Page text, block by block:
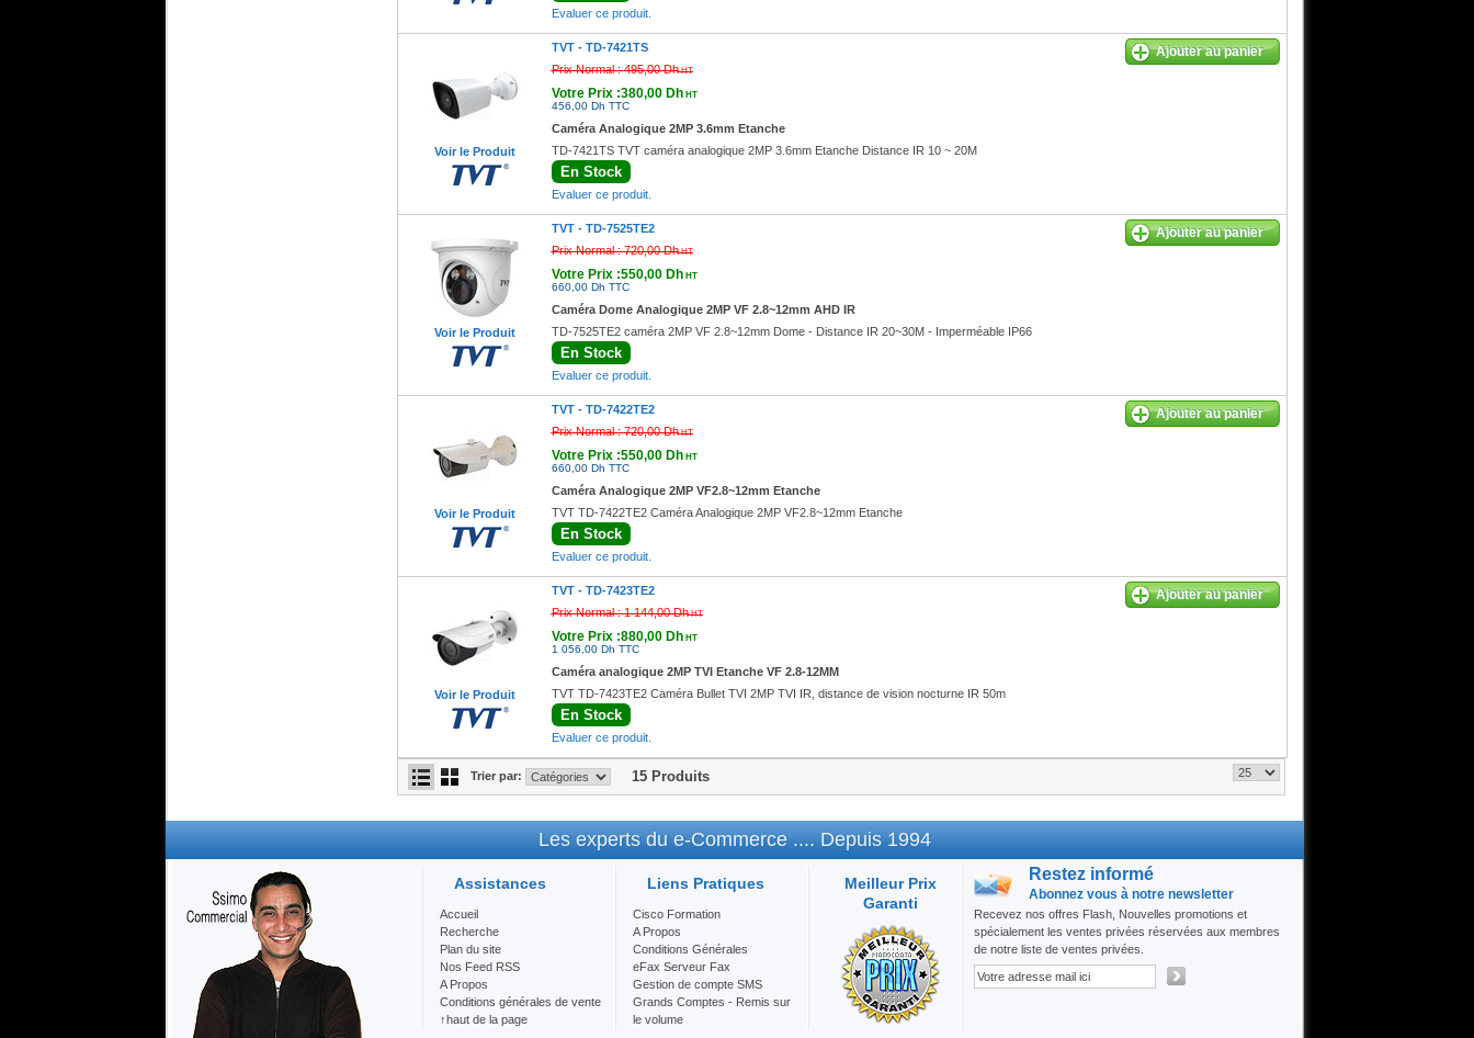
Evaluer ce produit.
Voir le Produit
TVT - TD-7421TS
Prix Normal :495,00 DhHT
Votre Prix :380,00 DhHT
456,00 Dh TTC
Ajouter au panier
Caméra Analogique 2MP 3.6mm Etanche
TD-7421TS TVT caméra analogique 2MP 3.6mm Etanche Distance IR 10 ~ 20M
En Stock
Evaluer ce produit.
Voir le Produit
TVT - TD-7525TE2
Prix Normal :720,00 DhHT
Votre Prix :550,00 DhHT
660,00 Dh TTC
Ajouter au panier
Caméra Dome Analogique 2MP VF 2.8~12mm AHD IR
TD-7525TE2 caméra 2MP VF 2.8~12mm Dome - Distance IR 20~30M - Imperméable IP66
En Stock
Evaluer ce produit.
Voir le Produit
TVT - TD-7422TE2
Prix Normal :720,00 DhHT
Votre Prix :550,00 DhHT
660,00 Dh TTC
Ajouter au panier
Caméra Analogique 2MP VF2.8~12mm Etanche
TVT TD-7422TE2 Caméra Analogique 2MP VF2.8~12mm Etanche
En Stock
Evaluer ce produit.
Voir le Produit
TVT - TD-7423TE2
Prix Normal :1 144,00 DhHT
Votre Prix :880,00 DhHT
1 056,00 Dh TTC
Ajouter au panier
Caméra analogique 2MP TVI Etanche VF 2.8-12MM
TVT TD-7423TE2 Caméra Bullet TVI 2MP TVI IR, distance de vision nocturne IR 50m
En Stock
Evaluer ce produit.
Trier par: 15 Produits
Les experts du e-Commerce .... Depuis 1994
Assistances
Accueil
Recherche
Plan du site
Nos Feed RSS
A Propos
Conditions générales de vente
↑haut de la page
Liens Pratiques
Cisco Formation
A Propos
Conditions Générales
eFax Serveur Fax
Gestion de compte SMS
Grands Comptes - Remis sur
le volume
Meilleur Prix
Garanti
Restez informé
Abonnez vous à notre newsletter
Recevez nos offres Flash, Nouvelles promotions et
spécialement les ventes privées réservées aux membres
de notre liste de ventes privées.